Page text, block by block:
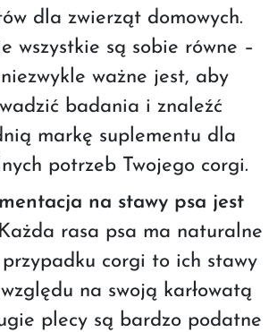
dla zwierząt domowych.
wszystkie są sobie równe –
ważne jest, aby
badania i znaleźć
markę suplementu dla
potrzeb Twojego corgi.
na stawy psa jest
Każda rasa psa ma naturalne
przypadku corgi to ich stawy
na swoją karłowatą
plecy są bardzo podatne